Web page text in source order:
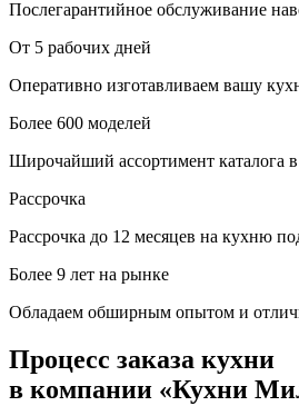
Послегарантийное обслуживание
От 5 рабочих дней
Оперативно изготавливаем вашу
Более 600 моделей
Широчайший ассортимент каталога
Рассрочка
Рассрочка до 12 месяцев на кухню
Более 9 лет на рынке
Обладаем обширным опытом и
Процесс заказа кухни
в компании «Кухни